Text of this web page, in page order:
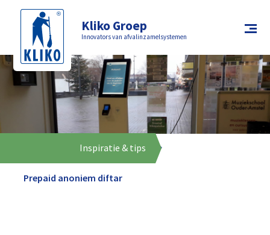
Kliko Groep
Innovators van afvalinzamelsystemen
Inspiratie & tips
Prepaid anoniem diftar